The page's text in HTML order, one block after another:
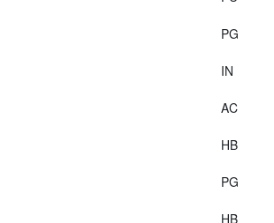
PG
IN
AC
HB
PG
HB